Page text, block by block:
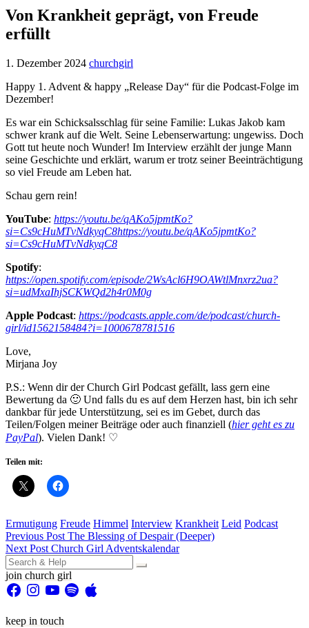
Von Krankheit geprägt, von Freude
erfüllt
1. Dezember 2024 churchgirl
Happy 1. Advent & happy „Release Day“ für die Podcast-Folge im
Dezember!
Es war ein Schicksalsschlag für seine Familie: Lukas Jakob kam
schwer krank auf die Welt. Seine Lebenserwartung: ungewiss. Doch
Gott tut heute noch Wunder! Im Interview erzählt der junge Mann
seine Geschichte und erklärt, warum er trotz seiner Beeinträchtigung
so viel Freude am Leben hat.
Schau gern rein!
YouTube: https://youtu.be/qAKo5jpmtKo?
si=Cs9cHuMTvNdkyqC8https://youtu.be/qAKo5jpmtKo?
si=Cs9cHuMTvNdkyqC8
Spotify:
https://open.spotify.com/episode/2WsAcl6H9OAWtlMnxrz2ua?
si=udMxaIhjSCKWQd2h4r0M0g
Apple Podcast: https://podcasts.apple.com/de/podcast/church-
girl/id1562158484?i=1000678781516
Love,
Mirjana Joy
P.S.: Wenn dir der Church Girl Podcast gefällt, lass gern eine
Bewertung da 🙂 Und falls du es auf dem Herzen hast, bin ich sehr
dankbar für jede Unterstützung, sei es im Gebet, durch das
Teilen/Folgen meiner Beiträge oder auch finanziell (hier geht es zu
PayPal). Vielen Dank! ♡
Teilen mit:
Ermutigung Freude Himmel Interview Krankheit Leid Podcast
Beitragsnavigation
Previous Post The Blessing of Despair (Deeper)
Next Post Church Girl Adventskalendar
Search
for:
join church girl
FacebookInstagram
YouTubeSpotifyApple
keep in touch